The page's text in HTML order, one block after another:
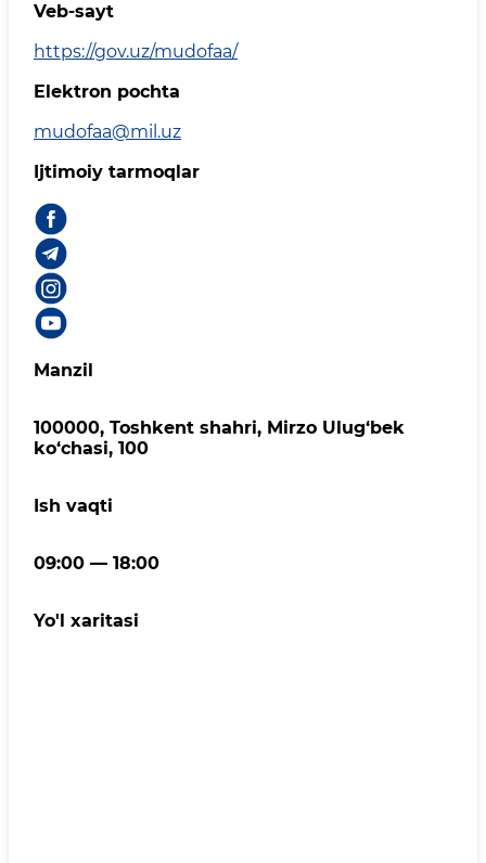
Veb-sayt
https://gov.uz/mudofaa/
Elektron pochta
mudofaa@mil.uz
Ijtimoiy tarmoqlar
Manzil
100000, Toshkent shahri, Mirzo Ulug‘bek
ko‘chasi, 100
Ish vaqti
09:00 — 18:00
Yo'l xaritasi